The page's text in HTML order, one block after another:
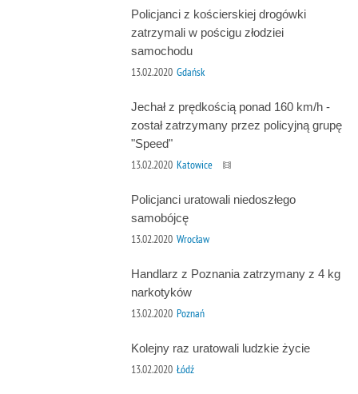
Policjanci z kościerskiej drogówki
zatrzymali w pościgu złodziei
samochodu
13.02.2020 Gdańsk
Jechał z prędkością ponad 160 km/h -
został zatrzymany przez policyjną grupę
"Speed"
13.02.2020 Katowice
Policjanci uratowali niedoszłego
samobójcę
13.02.2020 Wrocław
Handlarz z Poznania zatrzymany z 4 kg
narkotyków
13.02.2020 Poznań
Kolejny raz uratowali ludzkie życie
13.02.2020 Łódź